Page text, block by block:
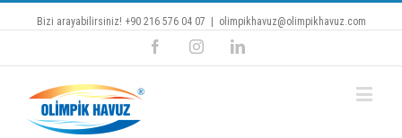
Bizi arayabilirsiniz! +90 216 576 04 07 olimpikhavuz@olimpikhavuz.com
FacebookInstagramLinkedin